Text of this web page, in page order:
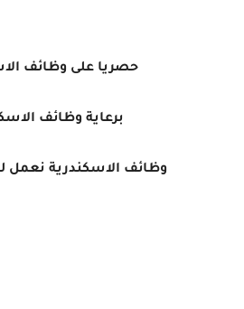
حصريا على وظائف
برعاية وظائف
وظائف الاسكندرية نعمل